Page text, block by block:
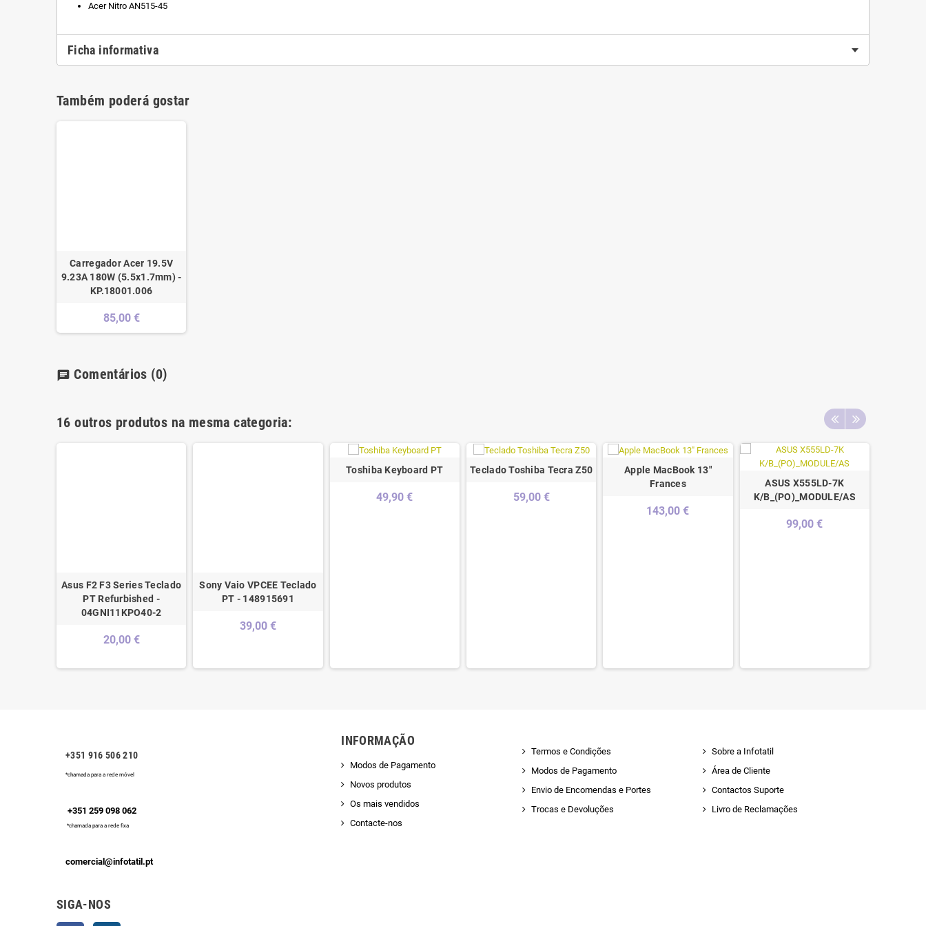
Acer Nitro AN515-45
Ficha informativa
Também poderá gostar
Carregador Acer 19.5V
9.23A 180W (5.5x1.7mm) -
KP.18001.006
85,00 €
chat Comentários (0)
16 outros produtos na mesma categoria:
Asus F2 F3 Series Teclado
PT Refurbished -
04GNI11KPO40-2
20,00 €
Sony Vaio VPCEE Teclado
PT - 148915691
39,00 €
Toshiba Keyboard PT
49,90 €
Teclado Toshiba Tecra Z50
59,00 €
Apple MacBook 13"
Frances
143,00 €
ASUS X555LD-7K
K/B_(PO)_MODULE/AS
99,00 €
+351 916 506 210
*chamada para a rede móvel
+351 259 098 062
*chamada para a rede fixa
comercial@infotatil.pt
SIGA-NOS
INFORMAÇÃO
Modos de Pagamento
Novos produtos
Os mais vendidos
Contacte-nos
Termos e Condições
Modos de Pagamento
Envio de Encomendas e Portes
Trocas e Devoluções
Sobre a Infotatil
Área de Cliente
Contactos Suporte
Livro de Reclamações